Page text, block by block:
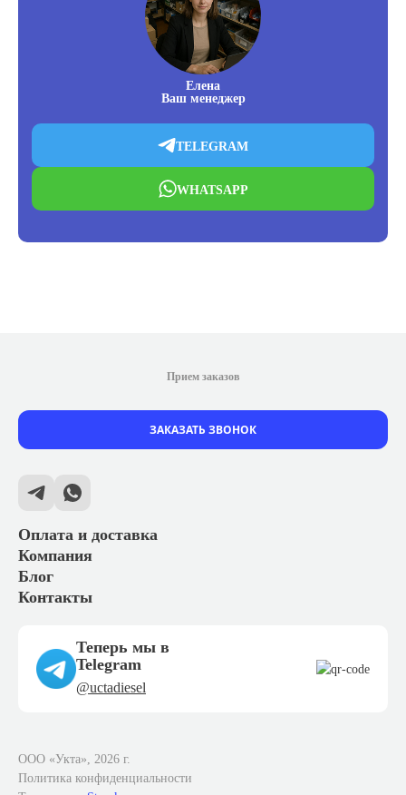
Елена
Ваш менеджер
TELEGRAM
WHATSAPP
Оплата и доставка
Компания
Блог
Контакты
Прием заказов
ЗАКАЗАТЬ ЗВОНОК
Теперь мы в
Telegram
@uctadiesel
ООО «Укта», 2026 г.
Политика конфиденциальности